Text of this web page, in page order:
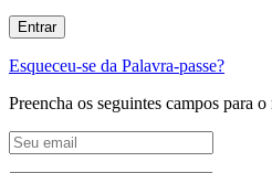
Esqueceu-se da Palavra-passe?
Preencha os seguintes campos para o